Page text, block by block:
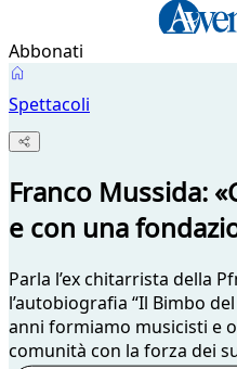
Abbonati
Spettacoli
Franco Mussida:
e con una
Parla l’ex chitarrista della
l’autobiografia “Il Bimbo
anni formiamo musicisti e
comunità con la forza dei